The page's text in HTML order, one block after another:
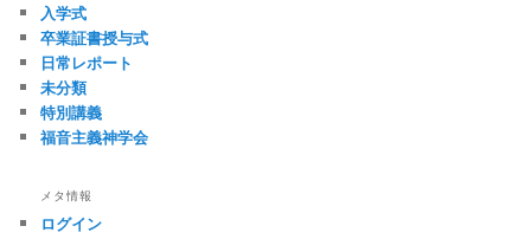
入学式
卒業証書授与式
日常レポート
未分類
特別講義
福音主義神学会
メタ情報
ログイン